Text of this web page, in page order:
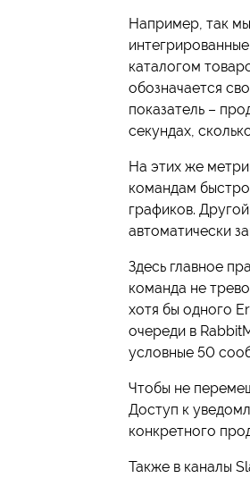
Например, так
каталогом
обозначается
показатель –
секундах,
На этих же
командам
графиков.
автоматически
Здесь главное
команда не
хотя бы одного
очереди в
условные 50
Чтобы не
Доступ к
конкретного
Также в каналы